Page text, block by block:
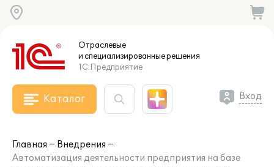
Отраслевые
и специализированныерешения
1С:Предприятие
Каталог Вход
Главная
Внедрения
Автоматизация деятельности предприятия на базе